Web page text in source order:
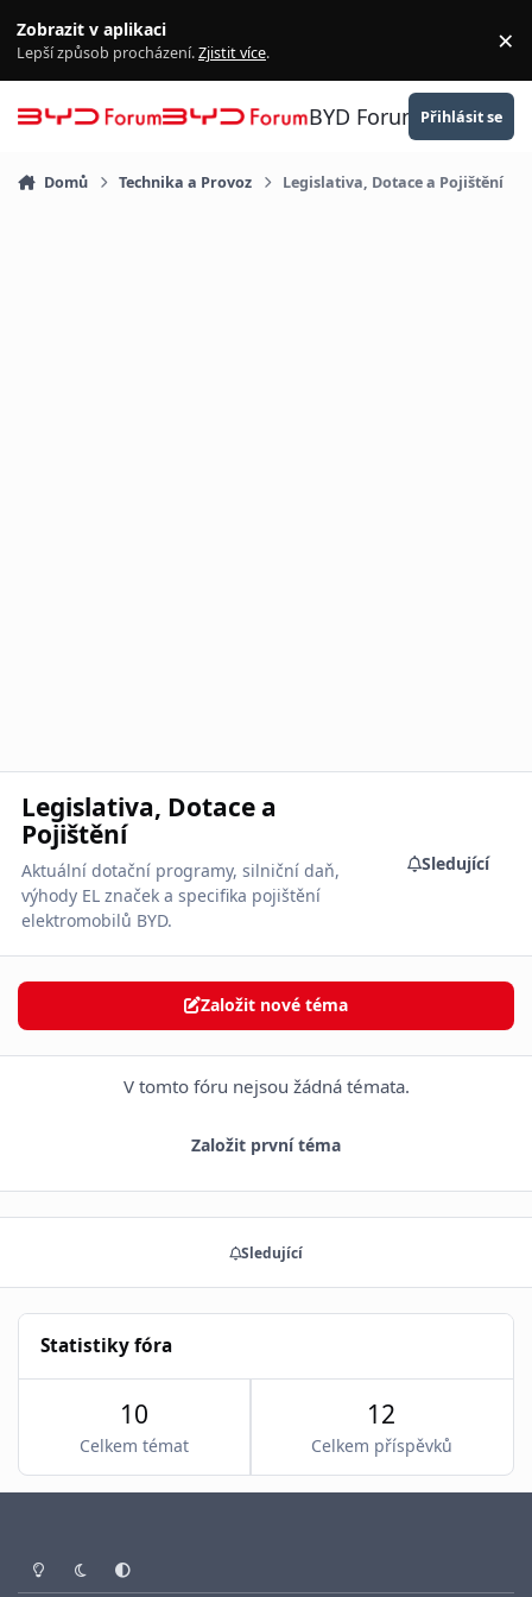
Zobrazit v aplikaci
Lepší způsob procházení.Zjistit více. ×
BYD Forum Přihlásit se
Domů Technika a Provoz Legislativa, Dotace a Pojištění
Legislativa, Dotace a
Pojištění
Aktuální dotační programy, silniční daň,
výhody EL značek a specifika pojištění
elektromobilů BYD.
Sledující
Založit nové téma
V tomto fóru nejsou žádná témata.
Založit první téma
Sledující
Statistiky fóra
Celkem témat
10
Celkem příspěvků
12
Světlý režimTmavý režimSystémové nastavení